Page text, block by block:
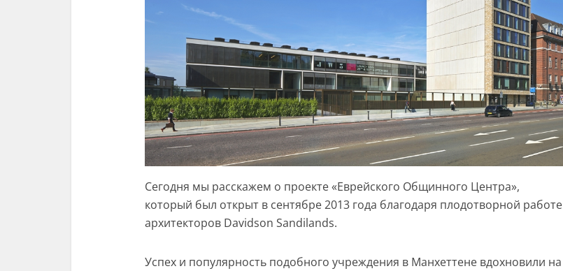
Сегодня мы расскажем о проекте «Еврейского Общинного Центра»,
который был открыт в сентябре 2013 года благодаря плодотворной работе
архитекторов Davidson Sandilands.
Успех и популярность подобного учреждения в Манхеттене вдохновили на